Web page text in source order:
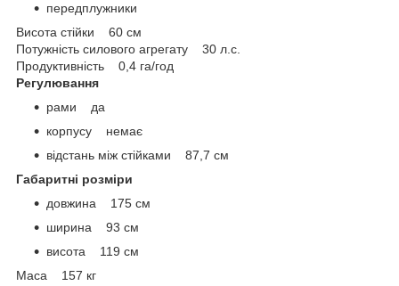
передплужники
Висота стійки 60 см
Потужність силового агрегату 30 л.с.
Продуктивність 0,4 га/год
Регулювання
рами да
корпусу немає
відстань між стійками 87,7 см
Габаритні розміри
довжина 175 см
ширина 93 см
висота 119 см
Маса 157 кг